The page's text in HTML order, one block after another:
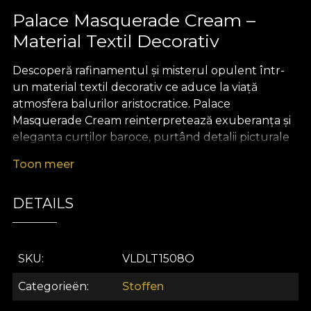
Palace Masquerade Cream –
Material Textil Decorativ
Descoperă rafinamentul și misterul opulent într-
un material textil decorativ ce aduce la viață
atmosfera balurilor aristocratice. Palace
Masquerade Cream reinterpretează exuberanța și
eleganța curților baroce, purtând detalii picturale
într-o adevărată scenă de teatru aristocratic. Paleta
auriu și nuanțe adânci de albastru miez-de-noapte
– evocă splendoarea petrecerilor regale, îmbinând
Un material textil premium, creat pentru a fi la fel
de versatil pe cât este de spectaculos. Poate fi
folosit cu succes în proiecte de design interior
Toon meer
DETAILS
SKU VLDLT1508O
Categorieën Stoffen